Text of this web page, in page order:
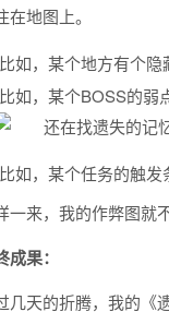
地图上。
比如，某个地方有个隐
比如，某个BOSS的弱
比如，某个任务的触发
一来，我的作弊图就
成果：
几天的折腾，我的《